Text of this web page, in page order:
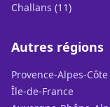
Challans (11)
Autres régions
Provence-Alpes-
Île-de-France